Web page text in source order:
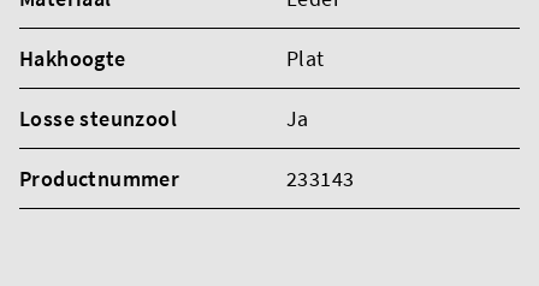
Hakhoogte Plat
Losse steunzool Ja
Productnummer 233143